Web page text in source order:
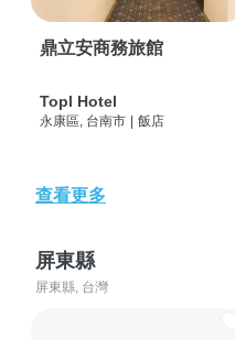
鼎立安商務旅館
Topl Hotel
永康區, 台南市 | 飯店
查看更多
屏東縣
屏東縣, 台灣